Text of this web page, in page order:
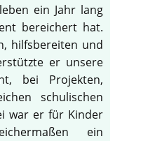
ein Jahr lang
bereichert hat.
hilfsbereiten und
er unsere
bei Projekten,
schulischen
war er für Kinder
ein